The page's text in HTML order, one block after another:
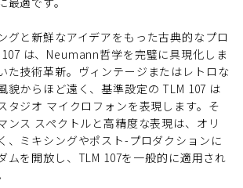
グと新鮮なアイデアをもった古典的なプロ
は、Neumann哲学を完璧に具現化しま
た技術革新。ヴィンテージまたはレトロな
貌からほど遠く、基準設定の TLM 107 は
タジオ マイクロフォンを表現します。そ
ンス スペクトルと高精度な表現は、オリ
、ミキシングやポスト-プロダクションに
ムを開放し、TLM 107を一般的に適用され